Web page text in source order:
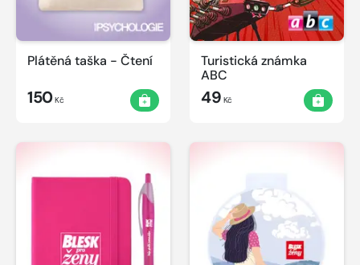
Plátěná taška - Čtení
150Kč
Turistická známka
ABC
49 Kč